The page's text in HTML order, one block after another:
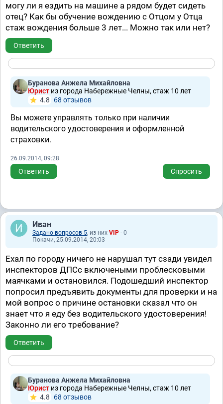
могу ли я ездить на машине а рядом будет сидеть
отец? Как бы обучение вождению с Отцом у Отца
стаж вождения больше 3 лет... Можно так или нет?
Ответить
Буранова Анжела Михайловна
Юрист из города Набережные Челны, стаж 10 лет
4.8
68 отзывов
Вы можете управлять только при наличии
водительского удостоверения и оформленной
страховки.
26.09.2014, 09:28
Ответить Спросить
Иван
Задано вопросов 5, из них VIP - 0
Покачи, 25.09.2014, 20:03
Ехал по городу ничего не нарушал тут сзади увидел
инспекторов ДПСс включеными проблесковыми
маячками и остановился. Подошедший инспектор
попросил предъявить документы для проверки и на
мой вопрос о причине остановки сказал что он
знает что я еду без водительского удостоверения!
Законно ли его требование?
Ответить
Буранова Анжела Михайловна
Юрист из города Набережные Челны, стаж 10 лет
4.8
68 отзывов